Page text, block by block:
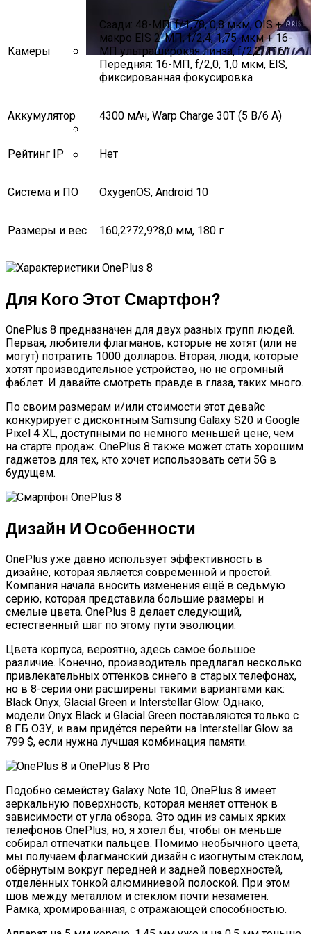
Ярослава Магучих Завоевала Бронзу
Найджел Сирс Упал В Обморок Во
Камеры
Сзади: 48-МП, f/1,78, 0,8 мкм, OIS +
макро EIS 2-МП, f/2,4, 1,75-мкм + 16-
МП ультраширокая линза, f/2,2, 116°
Передняя: 16-МП, f/2,0, 1,0 мкм, EIS,
фиксированная фокусировка
Аккумулятор 4300 мАч, Warp Charge 30T (5 В/6 А)
Рейтинг IP Нет
Система и ПО OxygenOS, Android 10
Размеры и вес 160,2?72,9?8,0 мм, 180 г
Для Кого Этот Смартфон?
OnePlus 8 предназначен для двух разных групп людей.
Первая, любители флагманов, которые не хотят (или не
могут) потратить 1000 долларов. Вторая, люди, которые
хотят производительное устройство, но не огромный
фаблет. И давайте смотреть правде в глаза, таких много.
По своим размерам и/или стоимости этот девайс
конкурирует с дисконтным Samsung Galaxy S20 и Google
Pixel 4 XL, доступными по немного меньшей цене, чем
на старте продаж. OnePlus 8 также может стать хорошим
гаджетов для тех, кто хочет использовать сети 5G в
будущем.
Дизайн И Особенности
OnePlus уже давно использует эффективность в
дизайне, которая является современной и простой.
Компания начала вносить изменения ещё в седьмую
серию, которая представила большие размеры и
смелые цвета. OnePlus 8 делает следующий,
естественный шаг по этому пути эволюции.
Цвета корпуса, вероятно, здесь самое большое
различие. Конечно, производитель предлагал несколько
привлекательных оттенков синего в старых телефонах,
но в 8-серии они расширены такими вариантами как:
Black Onyx, Glacial Green и Interstellar Glow. Однако,
модели Onyx Black и Glacial Green поставляются только с
8 ГБ ОЗУ, и вам придётся перейти на Interstellar Glow за
799 $, если нужна лучшая комбинация памяти.
Подобно семейству Galaxy Note 10, OnePlus 8 имеет
зеркальную поверхность, которая меняет оттенок в
зависимости от угла обзора. Это один из самых ярких
телефонов OnePlus, но, я хотел бы, чтобы он меньше
собирал отпечатки пальцев. Помимо необычного цвета,
мы получаем флагманский дизайн с изогнутым стеклом,
обёрнутым вокруг передней и задней поверхностей,
отделённых тонкой алюминиевой полоской. При этом
шов между металлом и стеклом почти незаметен.
Рамка, хромированная, с отражающей способностью.